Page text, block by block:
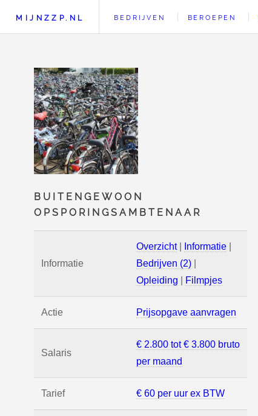
BUITENGEWOON
OPSPORINGSAMBTENAAR
Informatie
Overzicht| Informatie
Bedrijven (2)
Opleiding
Filmpjes
Actie Prijsopgave aanvragen
Salaris
€ 2.800 tot € 3.800 bruto
per maand
Tarief € 60 per uur ex BTW
MIJNZZP.NL BEDRIJVEN BEROEPEN